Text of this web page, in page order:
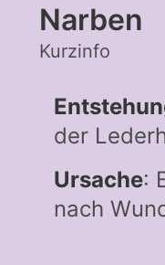
Narben
Kurzinfo
der
Ursache:
nach